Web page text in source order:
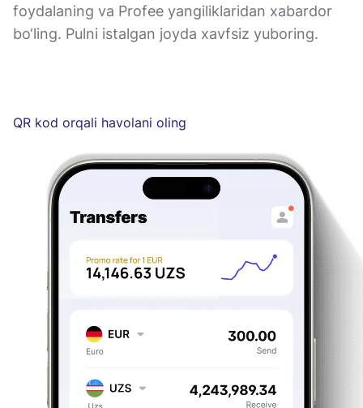
foydalaning va Profee yangiliklaridan xabardor
bo‘ling. Pulni istalgan joyda xavfsiz yuboring.
QR kod orqali havolani oling